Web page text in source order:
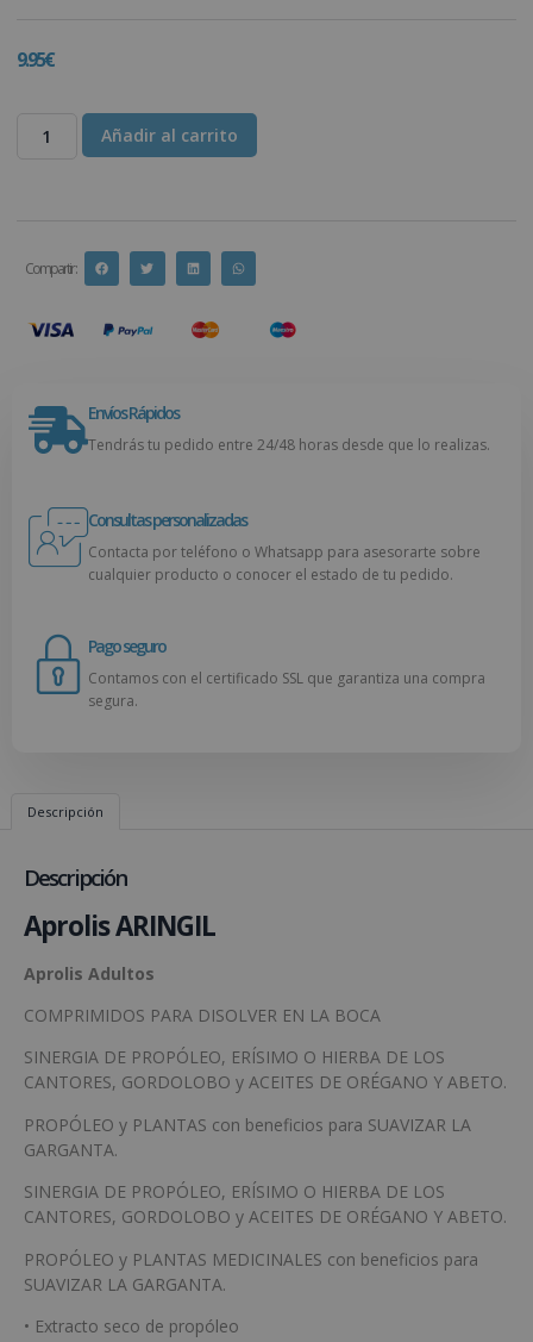
9.95€
Añadir al carrito
Compartir :
Envíos Rápidos
Tendrás tu pedido entre 24/48 horas desde que lo realizas.
Consultas personalizadas
Contacta por teléfono o Whatsapp para asesorarte sobre
cualquier producto o conocer el estado de tu pedido.
Pago seguro
Contamos con el certificado SSL que garantiza una compra
segura.
Descripción
Descripción
Aprolis ARINGIL
Aprolis Adultos
COMPRIMIDOS PARA DISOLVER EN LA BOCA
SINERGIA DE PROPÓLEO, ERÍSIMO O HIERBA DE LOS
CANTORES, GORDOLOBO y ACEITES DE ORÉGANO Y ABETO.
PROPÓLEO y PLANTAS con beneficios para SUAVIZAR LA
GARGANTA.
SINERGIA DE PROPÓLEO, ERÍSIMO O HIERBA DE LOS
CANTORES, GORDOLOBO y ACEITES DE ORÉGANO Y ABETO.
PROPÓLEO y PLANTAS MEDICINALES con beneficios para
SUAVIZAR LA GARGANTA.
• Extracto seco de propóleo